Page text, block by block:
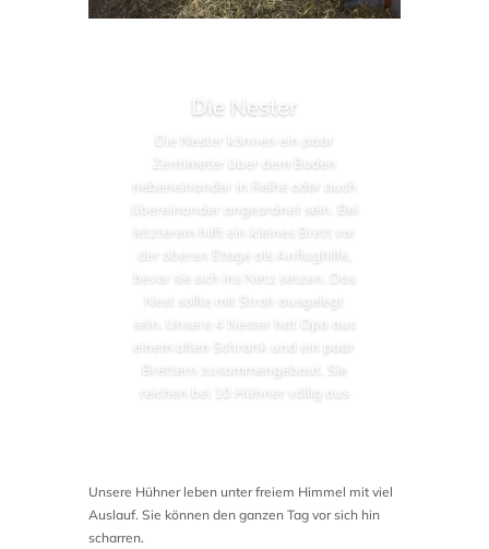
Die Nester
Die Nester können ein paar
Zentimeter über dem Boden
nebeneinander in Reihe oder auch
übereinander angeordnet sein. Bei
letzterem hilft ein kleines Brett vor
der oberen Etage als Anflughilfe,
bevor sie sich ins Netz setzen. Das
Nest sollte mit Stroh ausgelegt
sein. Unsere 4 Nester hat Opa aus
einem alten Schrank und ein paar
Brettern zusammengebaut. Sie
reichen bei 10 Hühner völlig aus
Unsere Hühner leben unter freiem Himmel mit viel
Auslauf. Sie können den ganzen Tag vor sich hin
scharren.